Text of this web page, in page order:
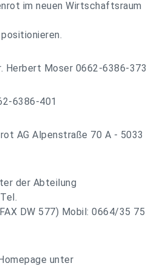
im neuen Wirtschaftsraum
Herbert Moser 0662-6386-373
6386-401
AG Alpenstraße 70 A - 5033
der Abteilung
DW 577) Mobil: 0664/35 75
unter